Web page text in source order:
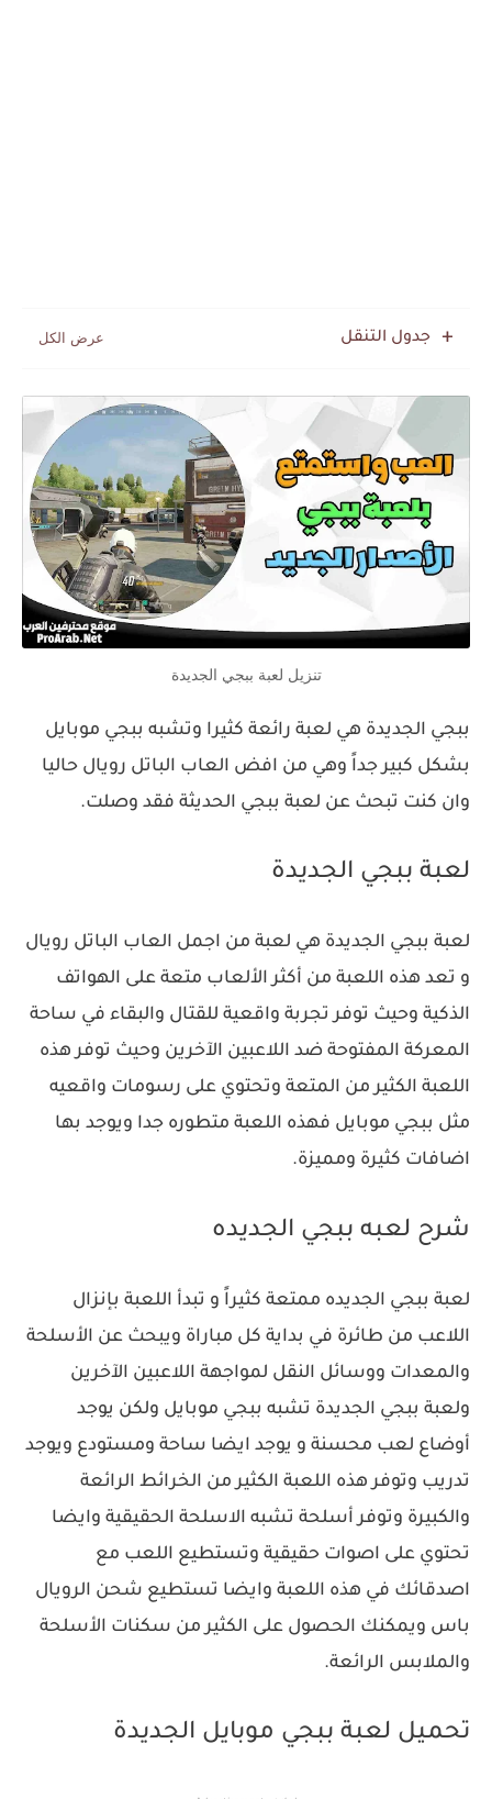
جدول التنقل
تنزيل لعبة ببجي الجديدة
ببجي الجديدة هي لعبة رائعة كثيرا وتشبه ببجي موبايل
بشكل كبير جداً وهي من افض العاب الباتل رويال حاليا
وان كنت تبحث عن لعبة ببجي الحديثة فقد وصلت.
لعبة ببجي الجديدة
لعبة ببجي الجديدة هي لعبة من اجمل العاب الباتل رويال
و تعد هذه اللعبة من أكثر الألعاب متعة على الهواتف
الذكية وحيث توفر تجربة واقعية للقتال والبقاء في ساحة
المعركة المفتوحة ضد اللاعبين الآخرين وحيث توفر هذه
اللعبة الكثير من المتعة وتحتوي على رسومات واقعيه
مثل ببجي موبايل فهذه اللعبة متطوره جدا ويوجد بها
اضافات كثيرة ومميزة.
شرح لعبه ببجي الجديده
لعبة ببجي الجديده ممتعة كثيراً و تبدأ اللعبة بإنزال
اللاعب من طائرة في بداية كل مباراة ويبحث عن الأسلحة
والمعدات ووسائل النقل لمواجهة اللاعبين الآخرين
ولعبة ببجي الجديدة تشبه ببجي موبايل ولكن يوجد
أوضاع لعب محسنة و يوجد ايضا ساحة ومستودع ويوجد
تدريب وتوفر هذه اللعبة الكثير من الخرائط الرائعة
والكبيرة وتوفر أسلحة تشبه الاسلحة الحقيقية وايضا
تحتوي على اصوات حقيقية وتستطيع اللعب مع
اصدقائك في هذه اللعبة وايضا تستطيع شحن الرويال
باس ويمكنك الحصول على الكثير من سكنات الأسلحة
والملابس الرائعة.
تحميل لعبة ببجي موبايل الجديدة